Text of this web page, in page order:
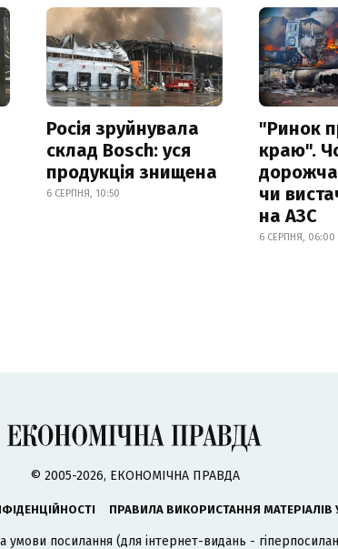
Росія зруйнувала
склад Bosch: уся
продукція знищена
6 СЕРПНЯ, 10:50
"Ринок
краю".
чи
на АЗС
6 СЕРПНЯ, 06:00
© 2005-2026, ЕКОНОМІЧНА ПРАВДА
ПРАВИЛА ВИКОРИСТАННЯ МАТЕРІАЛІВ
умови посилання (для інтернет-видань -